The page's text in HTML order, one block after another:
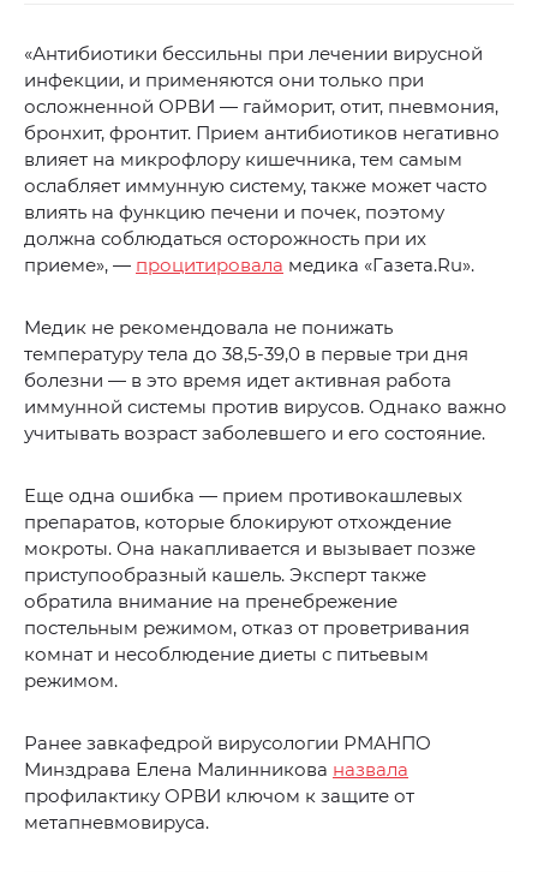
«Антибиотики бессильны при лечении вирусной
инфекции, и применяются они только при
осложненной ОРВИ — гайморит, отит, пневмония,
бронхит, фронтит. Прием антибиотиков негативно
влияет на микрофлору кишечника, тем самым
ослабляет иммунную систему, также может часто
влиять на функцию печени и почек, поэтому
должна соблюдаться осторожность при их
приеме», — процитировала медика «Газета.Ru».
Медик не рекомендовала не понижать
температуру тела до 38,5-39,0 в первые три дня
болезни — в это время идет активная работа
иммунной системы против вирусов. Однако важно
учитывать возраст заболевшего и его состояние.
Еще одна ошибка — прием противокашлевых
препаратов, которые блокируют отхождение
мокроты. Она накапливается и вызывает позже
приступообразный кашель. Эксперт также
обратила внимание на пренебрежение
постельным режимом, отказ от проветривания
комнат и несоблюдение диеты с питьевым
режимом.
Ранее завкафедрой вирусологии РМАНПО
Минздрава Елена Малинникова назвала
профилактику ОРВИ ключом к защите от
метапневмовируса.